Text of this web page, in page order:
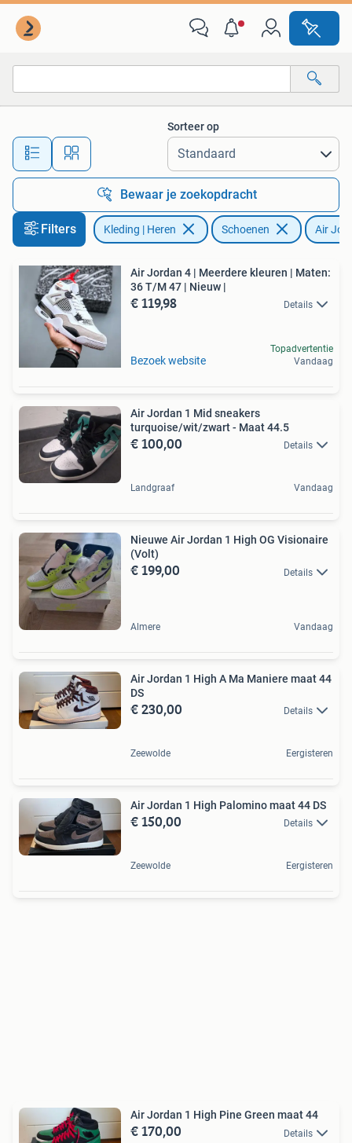
Alle afstanden…
Sorteer op
Bewaar je zoekopdracht
Filters Kleding | Heren Schoenen Air
Air Jordan 4 | Meerdere kleuren | Maten:
36 T/M 47 | Nieuw |
€ 119,98 Details
Bezoek website
Topadvertentie
Vandaag
Air Jordan 1 Mid sneakers
turquoise/wit/zwart - Maat 44.5
€ 100,00 Details
Landgraaf Vandaag
Nieuwe Air Jordan 1 High OG Visionaire
(Volt)
€ 199,00 Details
Almere Vandaag
Air Jordan 1 High A Ma Maniere maat 44
DS
€ 230,00 Details
Zeewolde Eergisteren
Air Jordan 1 High Palomino maat 44 DS
€ 150,00 Details
Zeewolde Eergisteren
Air Jordan 1 High Pine Green maat 44
€ 170,00 Details